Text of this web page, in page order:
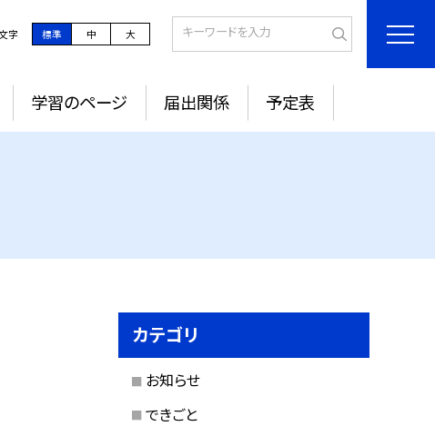
字 標準 中 大
学習のページ 届出関係 予定表
カテゴリ
お知らせ
できごと